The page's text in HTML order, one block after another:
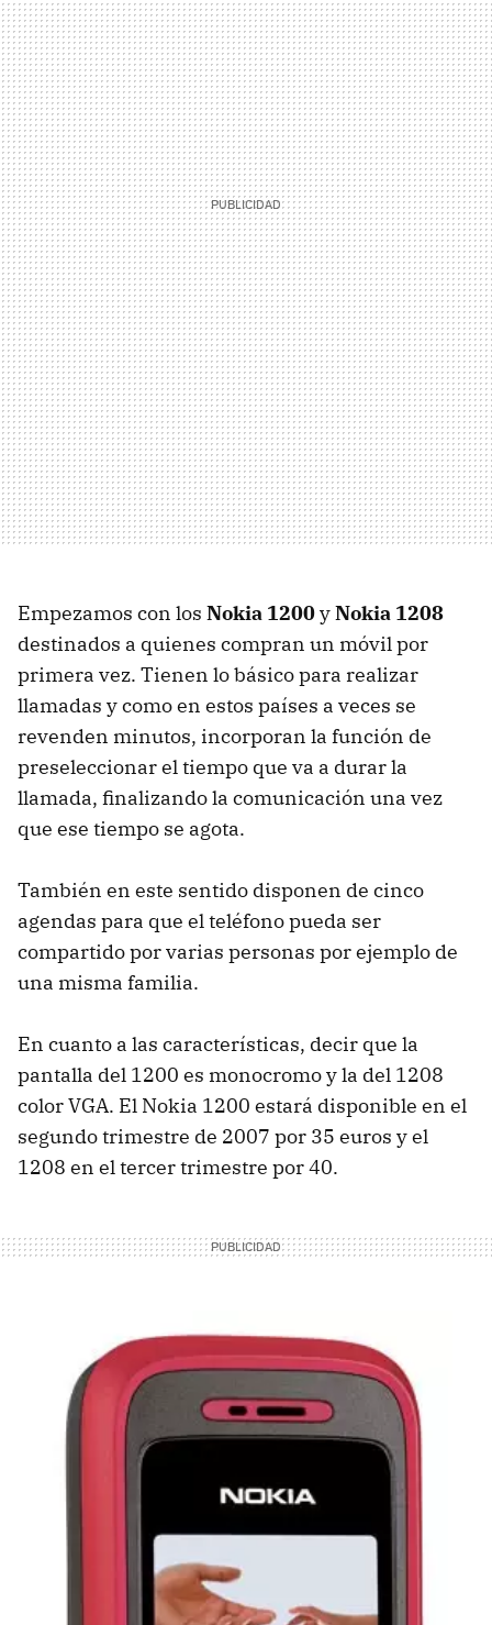
Empezamos con los Nokia 1200yNokia 1208
destinados a quienes compran un móvil por
primera vez. Tienen lo básico para realizar
llamadas y como en estos países a veces se
revenden minutos, incorporan la función de
preseleccionar el tiempo que va a durar la
llamada, finalizando la comunicación una vez
que ese tiempo se agota.
También en este sentido disponen de cinco
agendas para que el teléfono pueda ser
compartido por varias personas por ejemplo de
una misma familia.
En cuanto a las características, decir que la
pantalla del 1200 es monocromo y la del 1208
color VGA. El Nokia 1200 estará disponible en el
segundo trimestre de 2007 por 35 euros y el
1208 en el tercer trimestre por 40.